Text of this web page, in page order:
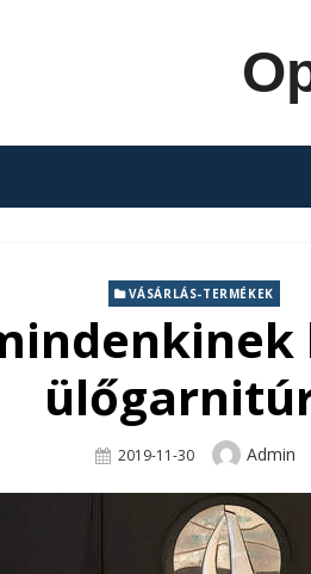
VÁSÁRLÁS-TERMÉKEK
Posted
2019-11-30 Author
Admin